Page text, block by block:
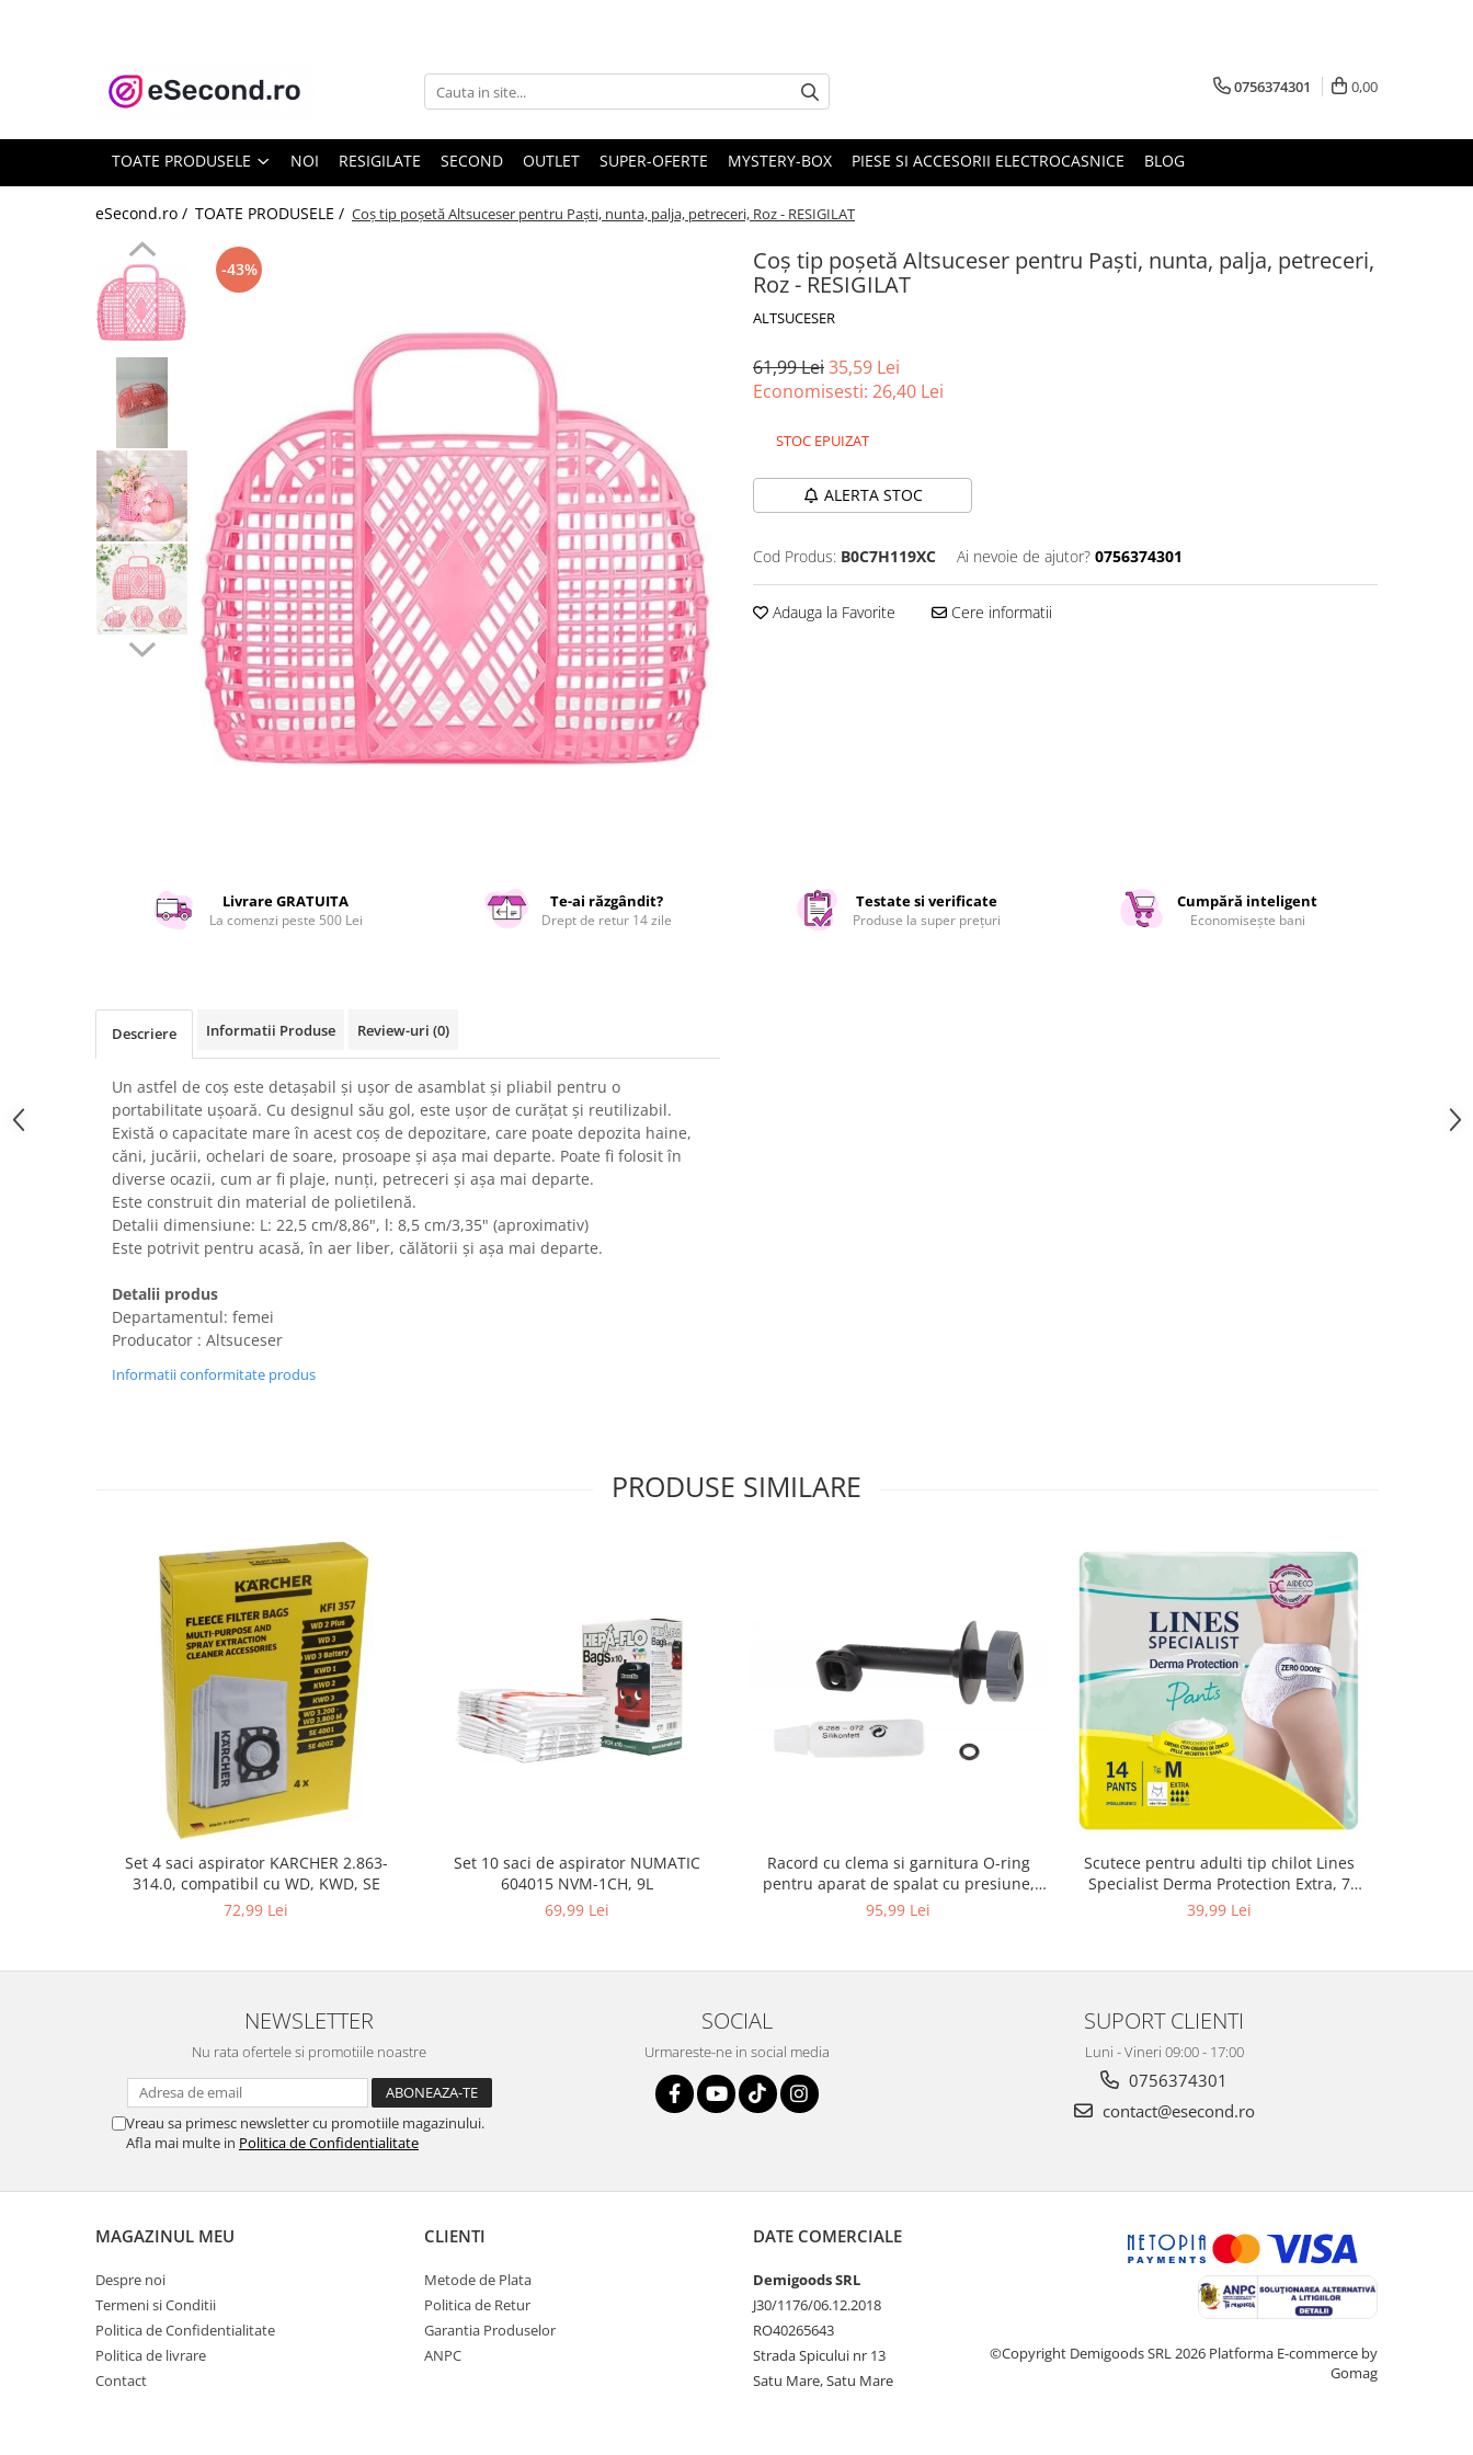
TOATE PRODUSELE
Accesorii Auto
Covorase auto
Echipamente pentru Atelier
Electronice Auto
Intretinere & Cosmetica auto
Trotinete electrice
Casa, Gradina & Bricolaj
Bucatarie & Servire
Curatenie si intretinere
Decoratiuni
Hobby-uri creative
Iluminat & Electrice
Kit-uri automatizari porti si usi
Scule electrice si unelte
Silicon, spume si solutii tehnice
Uscatoare rufe
Utilaje si materiale de constructii
Laptop, Tablete & Telefoane
Accesorii tablete
Laptopuri si Accesorii
Telefoane Mobile & accesorii
Wearable & Gadgeturi
Electrocasnice & Climatizare
Accesorii si piese masini spalat
Accesorii si piese masini spalat
Aparate Frigorifice
Aparate Racire Aer
Cutii, curele si accesorii ceasuri
Genti si accesorii barbati
Genti si accesorii femei
Imbracaminte barbati
Imbracaminte si Incaltaminte copii
Incaltaminte barbati
Incaltaminte femei
Gaming, Carti & Birotica
Accesorii aparate de ras electrice
Accesorii aparate hair styling
Articole Sanatate si Wellness
Cosmetice si produse ingrijire
Igiena dentara
Jucarii, Copii & Bebe
0756374301 0,00
TOATE PRODUSELE NOI RESIGILATE SECOND OUTLET SUPER-OFERTE MYSTERY-BOX PIESE SI ACCESORII ELECTROCASNICE BLOG
eSecond.ro / TOATE PRODUSELE / Coș tip poșetă Altsuceser pentru Paști, nunta, palja, petreceri, Roz - RESIGILAT
Coș tip poșetă Altsuceser pentru Paști, nunta, palja, petreceri,
Roz - RESIGILAT
ALTSUCESER
-43%
61,99 Lei35,59 Lei
Economisesti: 26,40 Lei
STOC EPUIZAT
ALERTA STOC
Cod Produs: B0C7H119XC Ai nevoie de ajutor? 0756374301
Adauga la Favorite Cere informatii
Livrare GRATUITA
La comenzi peste 500 Lei
Te-ai răzgândit?
Drept de retur 14 zile
Testate si verificate
Produse la super prețuri
Cumpără inteligent
Economisește bani
Descriere Informatii Produse Review-uri (0)
Un astfel de coș este detașabil și ușor de asamblat și pliabil pentru o
portabilitate ușoară. Cu designul său gol, este ușor de curățat și reutilizabil.
Există o capacitate mare în acest coș de depozitare, care poate depozita haine,
căni, jucării, ochelari de soare, prosoape și așa mai departe. Poate fi folosit în
diverse ocazii, cum ar fi plaje, nunți, petreceri și așa mai departe.
Este construit din material de polietilenă.
Detalii dimensiune: L: 22,5 cm/8,86", l: 8,5 cm/3,35" (aproximativ)
Este potrivit pentru acasă, în aer liber, călătorii și așa mai departe.
Detalii produs
Departamentul: femei
Producator : Altsuceser
Informatii conformitate produs
PRODUSE SIMILARE
Set 4 saci aspirator KARCHER 2.863-
314.0, compatibil cu WD, KWD, SE
72,99 Lei
Set 10 saci de aspirator NUMATIC
604015 NVM-1CH, 9L
69,99 Lei
Racord cu clema si garnitura O-ring
pentru aparat de spalat cu presiune,
KARCHER 4.064-047.0, K2, K3, K4
95,99 Lei
Scutece pentru adulti tip chilot Lines
Specialist Derma Protection Extra, 7
picaturi, marimea M, 14 bucati
39,99 Lei
NEWSLETTER
Nu rata ofertele si promotiile noastre
Vreau sa primesc newsletter cu promotiile magazinului.
Afla mai multe in Politica de Confidentialitate
SOCIAL
Urmareste-ne in social media
SUPORT CLIENTI
Luni - Vineri 09:00 - 17:00
0756374301
contact@esecond.ro
MAGAZINUL MEU
Despre noi
Termeni si Conditii
Politica de Confidentialitate
Politica de livrare
Contact
CLIENTI
Metode de Plata
Politica de Retur
Garantia Produselor
ANPC
DATE COMERCIALE
Demigoods SRL
J30/1176/06.12.2018
RO40265643
Strada Spicului nr 13
Satu Mare, Satu Mare
©Copyright Demigoods SRL 2026 Platforma E-commerce by
Gomag